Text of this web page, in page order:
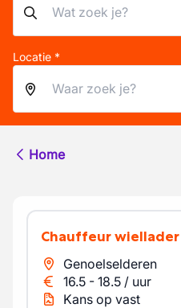
Locatie *
Home
Chauffeur wiellader
Genoelselderen
16.5 - 18.5 / uur
Kans op vast